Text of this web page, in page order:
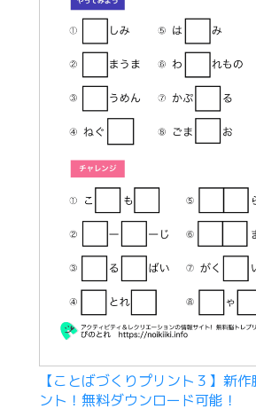
【ことばづくりプリント３】新
ント！無料ダウンロード可能！